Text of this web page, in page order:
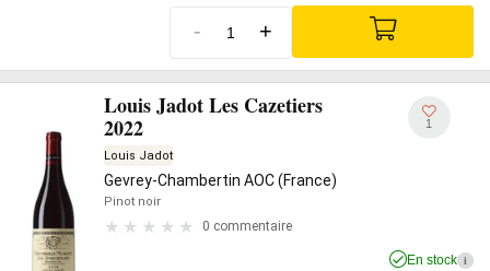
- +
Louis Jadot Les Cazetiers
2022
Louis Jadot
Gevrey-Chambertin AOC (France)
Pinot noir
0 commentaire
1
En stock i